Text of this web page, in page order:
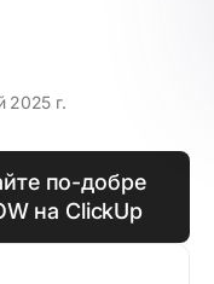
2025 г.
по-добре
на ClickUp